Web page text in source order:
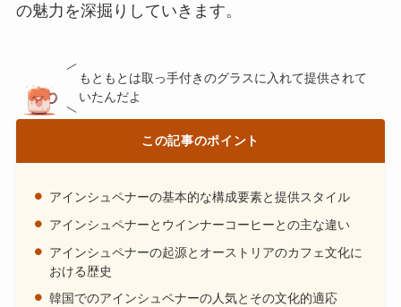
の魅力を深掘りしていきます。
もともとは取っ手付きのグラスに入れて提供されて
いたんだよ
この記事のポイント
アインシュペナーの基本的な構成要素と提供スタイル
アインシュペナーとウインナーコーヒーとの主な違い
アインシュペナーの起源とオーストリアのカフェ文化に
おける歴史
韓国でのアインシュペナーの人気とその文化的適応